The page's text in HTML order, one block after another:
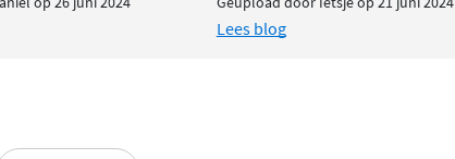
Lees blog